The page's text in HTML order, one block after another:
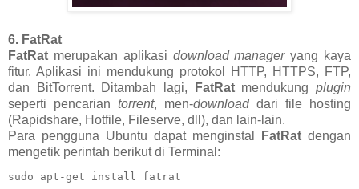
6. FatRat
FatRat merupakan aplikasi download manageryang kaya
fitur. Aplikasi ini mendukung protokol HTTP, HTTPS, FTP,
dan BitTorrent. Ditambah lagi,
FatRatmendukungplugin
seperti pencarian torrent, men-downloaddari file hosting
(Rapidshare, Hotfile, Fileserve, dll), dan lain-lain.
Para pengguna Ubuntu dapat menginstal
FatRat dengan
mengetik perintah berikut di Terminal:
sudo apt-get install fatrat